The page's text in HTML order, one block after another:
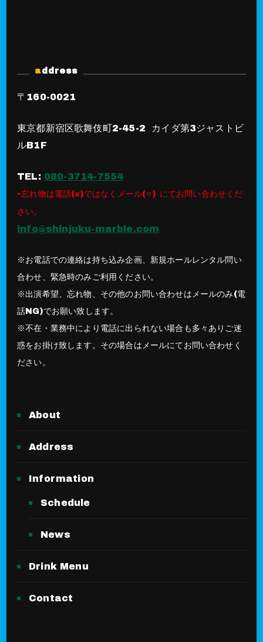
address
〒160-0021
東京都新宿区歌舞伎町2-45-2 カイダ第3ジャストビ
ルB1F
TEL: 080-3714-7554
⇨忘れ物は電話(×)ではなくメール(⚪︎) にてお問い合わせくだ
さい。
info@shinjuku-marble.com
※お電話での連絡は持ち込み企画、新規ホールレンタル問い
合わせ、緊急時のみご利用ください。
※出演希望、忘れ物、その他のお問い合わせはメールのみ(電
話NG)でお願い致します。
※不在・業務中により電話に出られない場合も多々ありご迷
惑をお掛け致します。その場合はメールにてお問い合わせく
ださい。
About
Address
Information
Schedule
News
Drink Menu
Contact